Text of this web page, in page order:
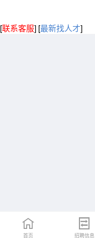
[联系客服] [最新找人才]
首页 招聘信息